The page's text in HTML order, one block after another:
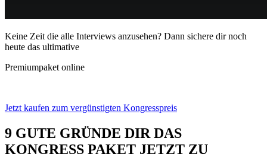
Keine Zeit die alle Interviews anzusehen? Dann sichere dir noch
heute das ultimative
Premiumpaket online
Jetzt kaufen zum vergünstigten Kongresspreis
9 GUTE GRÜNDE DIR DAS
KONGRESS PAKET JETZT ZU